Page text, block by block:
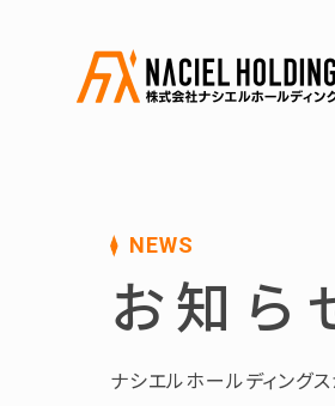
NEWS
お知ら
ナシエルホールディング